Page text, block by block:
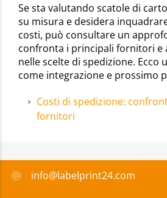
Se sta valutando scatole di
su misura e desidera
costi, può consultare un
confronta i principali fornitori e
nelle scelte di spedizione. Ecco
come integrazione e prossimo
Costi di spedizione:
fornitori
info@labelprint24.com